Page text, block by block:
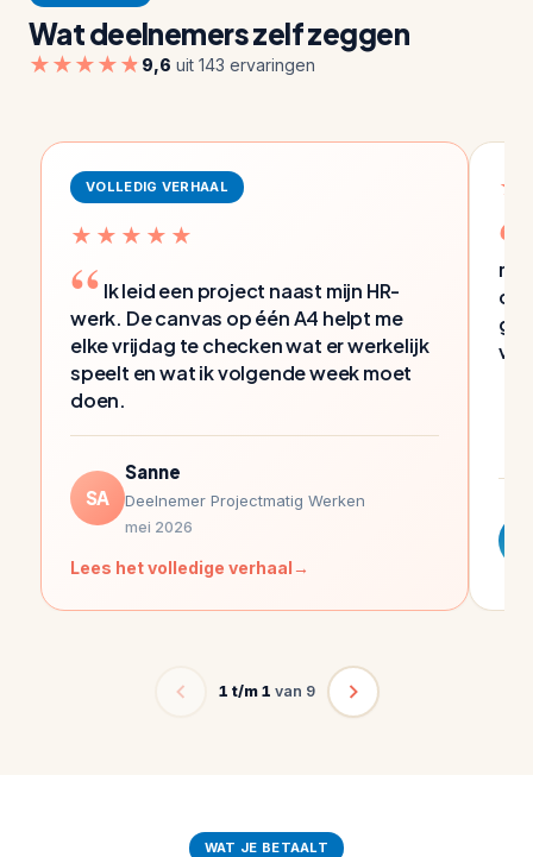
Wat deelnemers zelf zeggen
★★★★★ 9,6 uit 143 ervaringen
VOLLEDIG VERHAAL
★★★★★
Ik leid een project naast mijn HR-
werk. De canvas op één A4 helpt me
elke vrijdag te checken wat er werkelijk
speelt en wat ik volgende week moet
doen.
SA
Sanne
Deelnemer Projectmatig Werken
mei 2026
Lees het volledige verhaal
1 t/m 1 van 9
WAT JE BETAALT